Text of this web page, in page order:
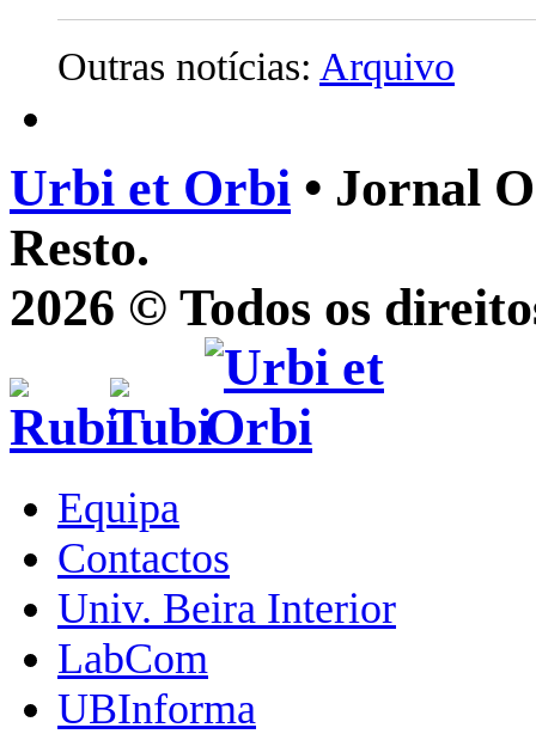
Outras notícias: Arquivo
Urbi et Orbi • Jornal
Resto.
2026 © Todos os
Equipa
Contactos
Univ. Beira Interior
LabCom
UBInforma